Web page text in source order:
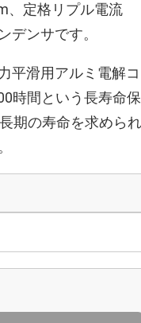
、定格リプル電流
デンサです。
平滑用アルミ電解
時間という長寿命保
期の寿命を求められ